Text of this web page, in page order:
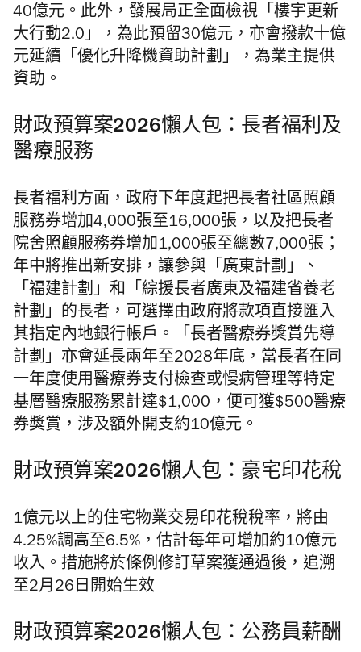
40億元。此外，發展局正全面檢視「樓宇更新
大行動2.0」，為此預留30億元，亦會撥款十億
元延續「優化升降機資助計劃」，為業主提供
資助。
財政預算案2026懶人包：長者福利及
醫療服務
長者福利方面，政府下年度起把長者社區照顧
服務券增加4,000張至16,000張，以及把長者
院舍照顧服務券增加1,000張至總數7,000張；
年中將推出新安排，讓參與「廣東計劃」、
「福建計劃」和「綜援長者廣東及福建省養老
計劃」的長者，可選擇由政府將款項直接匯入
其指定內地銀行帳戶。「長者醫療券獎賞先導
計劃」亦會延長兩年至2028年底，當長者在同
一年度使用醫療券支付檢查或慢病管理等特定
基層醫療服務累計達$1,000，便可獲$500醫療
券獎賞，涉及額外開支約10億元。
財政預算案2026懶人包：豪宅印花稅
1億元以上的住宅物業交易印花稅稅率，將由
4.25%調高至6.5%，估計每年可增加約10億元
收入。措施將於條例修訂草案獲通過後，追溯
至2月26日開始生效
財政預算案2026懶人包：公務員薪酬